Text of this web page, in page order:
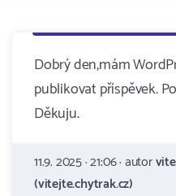
Dobrý den,mám
publikovat příspěvek.
Děkuju.
11.9. 2025 · 21:06 · autor
(vitejte.chytrak.cz)